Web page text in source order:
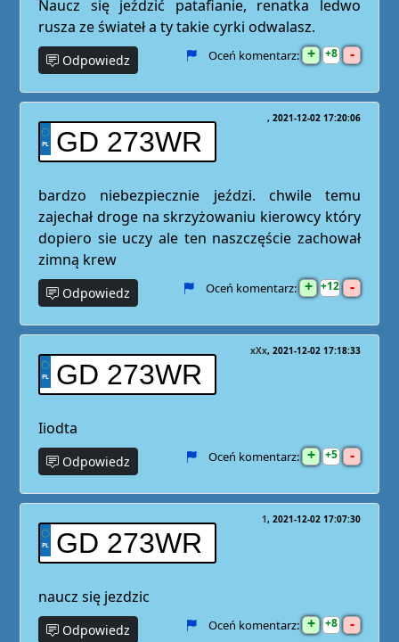
Naucz się jeździć patafianie, renatka ledwo
rusza ze świateł a ty takie cyrki odwalasz.
Odpowiedz Oceń komentarz: + 8 -
GD 273WR
2021-12-02 17:20:06
bardzo niebezpiecznie jeździ. chwile temu
zajechał droge na skrzyżowaniu kierowcy który
dopiero sie uczy ale ten naszczęście zachował
zimną krew
Odpowiedz Oceń komentarz: + 12 -
GD 273WR
xXx 2021-12-02 17:18:33
Iiodta
Odpowiedz Oceń komentarz: + 5 -
GD 273WR
1 2021-12-02 17:07:30
naucz się jezdzic
Odpowiedz Oceń komentarz: + 8 -